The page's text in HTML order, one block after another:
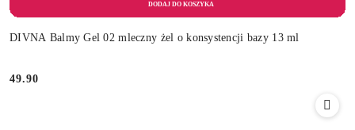
DIVNA Balmy Gel 02 mleczny żel o konsystencji bazy 13 ml
Cena:
49.90